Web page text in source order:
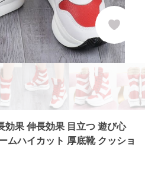
効果 伸長効果 目立つ 遊び心
ムハイカット 厚底靴 クッショ